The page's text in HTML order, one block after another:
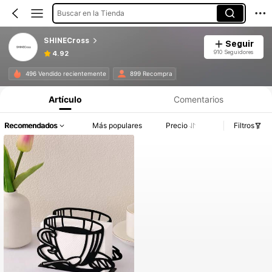
Buscar en la Tienda
SHINECross
4.92
Seguir
910 Seguidores
496 Vendido recientemente 899 Recompra
Artículo Comentarios
Recomendados Más populares Precio Filtros